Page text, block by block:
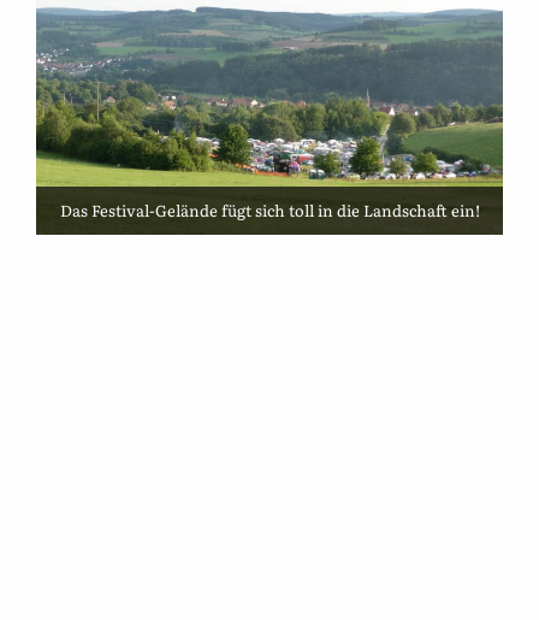
Das Festival-Gelände fügt sich toll in die Landschaft ein!